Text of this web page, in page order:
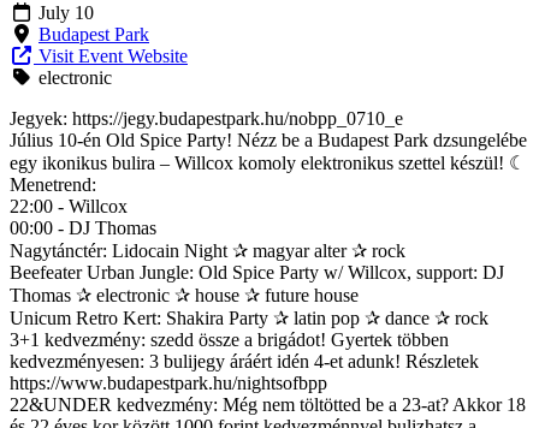
July 10
Budapest Park
Visit Event Website
electronic
Jegyek: https://jegy.budapestpark.hu/nobpp_0710_e
Július 10-én Old Spice Party! Nézz be a Budapest Park dzsungelébe
egy ikonikus bulira – Willcox komoly elektronikus szettel készül! ☾
Menetrend:
22:00 - Willcox
00:00 - DJ Thomas
Nagytánctér: Lidocain Night ✰ magyar alter ✰ rock
Beefeater Urban Jungle: Old Spice Party w/ Willcox, support: DJ
Thomas ✰ electronic ✰ house ✰ future house
Unicum Retro Kert: Shakira Party ✰ latin pop ✰ dance ✰ rock
3+1 kedvezmény: szedd össze a brigádot! Gyertek többen
kedvezményesen: 3 bulijegy áráért idén 4-et adunk! Részletek
https://www.budapestpark.hu/nightsofbpp
22&UNDER kedvezmény: Még nem töltötted be a 23-at? Akkor 18